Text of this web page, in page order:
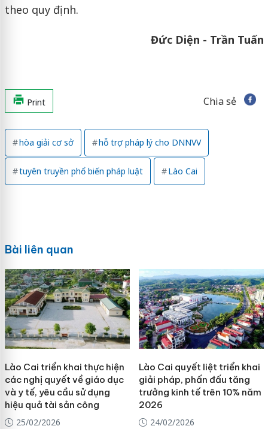
theo quy định.
Đức Diện - Trần Tuấn
Print Chia sẻ
hòa giải cơ sở hỗ trợ pháp lý cho DNNVV
tuyên truyền phổ biến pháp luật Lào Cai
Bài liên quan
Lào Cai triển khai thực hiện
các nghị quyết về giáo dục
và y tế, yêu cầu sử dụng
hiệu quả tài sản công
25/02/2026
Lào Cai quyết liệt triển khai
giải pháp, phấn đấu tăng
trưởng kinh tế trên 10% năm
2026
24/02/2026